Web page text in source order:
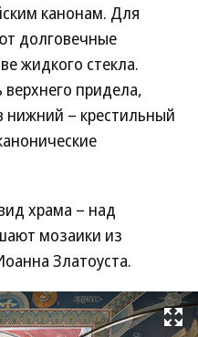
канонам. Для
долговечные
жидкого стекла.
верхнего придела,
нижний – крестильный
храма – над
мозаики из
Златоуста.
Развернуть